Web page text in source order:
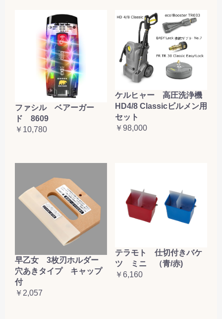
ファシル ベアーガー
ド 8609
￥10,780
ケルヒャー 高圧洗浄機
HD4/8 Classicビルメン用
セット
￥98,000
早乙女 3枚刃ホルダー
穴あきタイプ キャップ
付
￥2,057
テラモト 仕切付きバケ
ツ ミニ （青/赤)
￥6,160